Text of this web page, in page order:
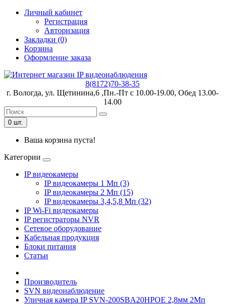
Личный кабинет
Регистрация
Авторизация
Закладки (0)
Корзина
Оформление заказа
8(8172)70-38-35
г. Вологда, ул. Щетинина,6 ,Пн.-Пт с 10.00-19.00, Обед 13.00-
14.00
0 шт.
Ваша корзина пуста!
Категории
IP видеокамеры
IP видеокамеры 1 Мп (3)
IP видеокамеры 2 Мп (15)
IP видеокамеры 3,4,5,8 Мп (32)
IP Wi-Fi видеокамеры
IP регистраторы NVR
Сетевое оборудование
Кабельная продукция
Блоки питания
Статьи
Производитель
SVN видеонаблюдение
Уличная камера IP SVN-200SBA20HPOE 2,8мм 2Мп